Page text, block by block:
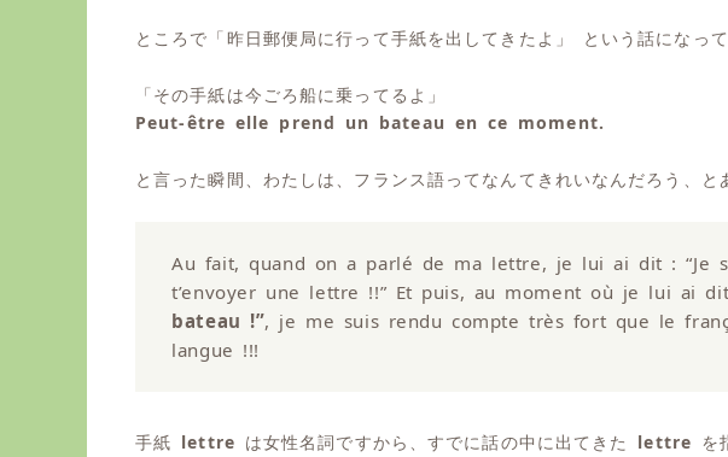
ところで「昨日郵便局に行って手紙を出してきたよ」 という話になって
「その手紙は今ごろ船に乗ってるよ」
Peut-être elle prend un bateau en ce moment.
と言った瞬間、わたしは、フランス語ってなんてきれいなんだろう、と
Au fait, quand on a parlé de ma lettre, je lui ai dit : “Je
t’envoyer une lettre !!” Et puis, au moment où je lui ai
bateau !”, je me suis rendu compte très fort que le
langue !!!
手紙 lettre は女性名詞ですから、すでに話の中に出てきた lettre を